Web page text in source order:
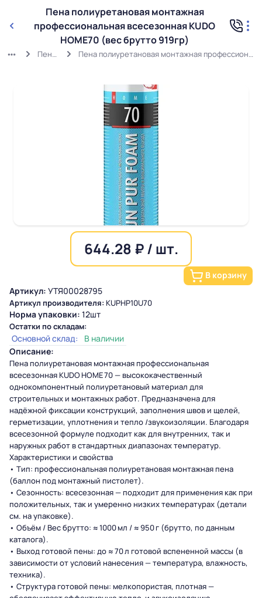
Пена полиуретановая монтажная
профессиональная всесезонная KUDO
HOME70 (вес брутто 919гр)
Пена летняя Пена полиуретановая монтажная профессиональная всесезонная KUDO HOME70 (вес брутто 919гр)
644.28 ₽ / шт.
В корзину
Артикул: УТЯ00028795
Артикул производителя: KUPHP10U70
Норма упаковки: 12шт
Остатки по складам:
Основной склад:
В наличии
Описание:
Пена полиуретановая монтажная профессиональная
всесезонная KUDO HOME 70 — высококачественный
однокомпонентный полиуретановый материал для
строительных и монтажных работ. Предназначена для
надёжной фиксации конструкций, заполнения швов и щелей,
герметизации, уплотнения и тепло /звукоизоляции. Благодаря
всесезонной формуле подходит как для внутренних, так и
наружных работ в стандартных диапазонах температур.
Характеристики и свойства
• Тип: профессиональная полиуретановая монтажная пена
(баллон под монтажный пистолет).
• Сезонность: всесезонная — подходит для применения как при
положительных, так и умеренно низких температурах (детали
см. на упаковке).
• Объём / Вес брутто: ≈ 1000 мл / ≈ 950 г (брутто, по данным
каталога).
• Выход готовой пены: до ≈ 70 л готовой вспененной массы (в
зависимости от условий нанесения — температура, влажность,
техника).
• Структура готовой пены: мелкопористая, плотная —